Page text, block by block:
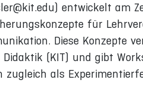
entwickelt am
für
Diese Konzepte
(KIT) und gibt
zugleich als